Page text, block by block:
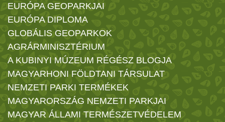
EURÓPA GEOPARKJAI
EURÓPA DIPLOMA
GLOBÁLIS GEOPARKOK
AGRÁRMINISZTÉRIUM
A KUBINYI MÚZEUM RÉGÉSZ BLOGJA
MAGYARHONI FÖLDTANI TÁRSULAT
NEMZETI PARKI TERMÉKEK
MAGYARORSZÁG NEMZETI PARKJAI
MAGYAR ÁLLAMI TERMÉSZETVÉDELEM